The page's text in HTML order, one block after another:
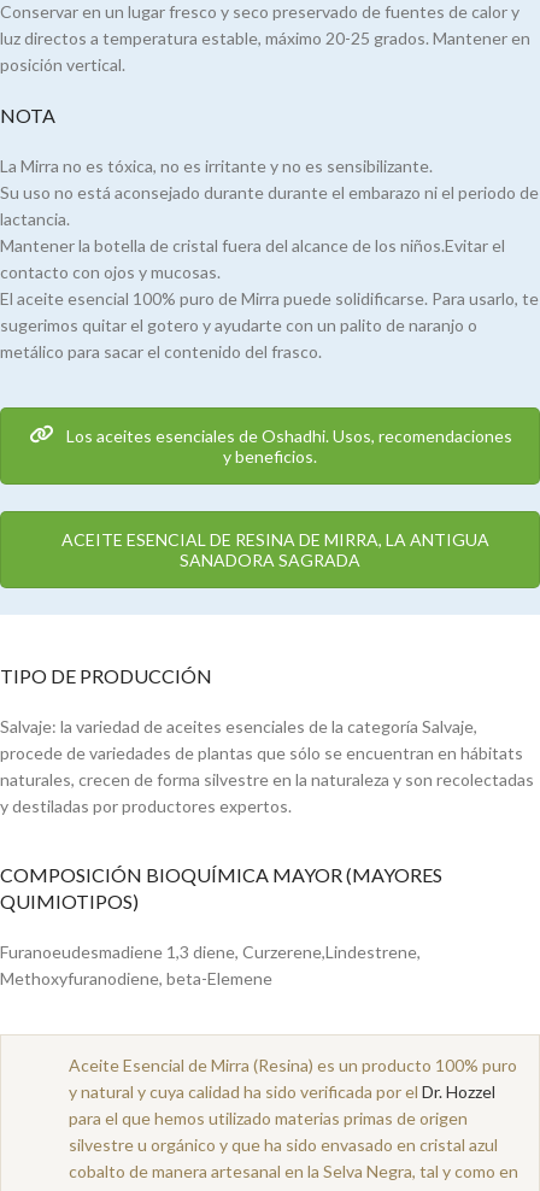
Conservar en un lugar fresco y seco preservado de fuentes de calor y
luz directos a temperatura estable, máximo 20-25 grados. Mantener en
posición vertical.
NOTA
La Mirra no es tóxica, no es irritante y no es sensibilizante.
Su uso no está aconsejado durante durante el embarazo ni el periodo de
lactancia.
Mantener la botella de cristal fuera del alcance de los niños.Evitar el
contacto con ojos y mucosas.
El aceite esencial 100% puro de Mirra puede solidificarse. Para usarlo, te
sugerimos quitar el gotero y ayudarte con un palito de naranjo o
metálico para sacar el contenido del frasco.
Los aceites esenciales de Oshadhi. Usos, recomendaciones
y beneficios.
ACEITE ESENCIAL DE RESINA DE MIRRA, LA ANTIGUA
SANADORA SAGRADA
TIPO DE PRODUCCIÓN
Salvaje: la variedad de aceites esenciales de la categoría Salvaje,
procede de variedades de plantas que sólo se encuentran en hábitats
naturales, crecen de forma silvestre en la naturaleza y son recolectadas
y destiladas por productores expertos.
COMPOSICIÓN BIOQUÍMICA MAYOR (MAYORES
QUIMIOTIPOS)
Furanoeudesmadiene 1,3 diene, Curzerene,Lindestrene,
Methoxyfuranodiene, beta-Elemene
Aceite Esencial de Mirra (Resina) es un producto 100% puro
y natural y cuya calidad ha sido verificada por el Dr. Hozzel
para el que hemos utilizado materias primas de origen
silvestre u orgánico y que ha sido envasado en cristal azul
cobalto de manera artesanal en la Selva Negra, tal y como en